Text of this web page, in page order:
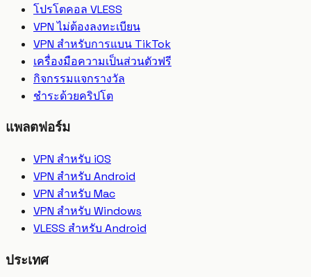
โปรโตคอล VLESS
VPN ไม่ต้องลงทะเบียน
VPN สำหรับการแบน TikTok
เครื่องมือความเป็นส่วนตัวฟรี
กิจกรรมแจกรางวัล
ชำระด้วยคริปโต
แพลตฟอร์ม
VPN สำหรับ iOS
VPN สำหรับ Android
VPN สำหรับ Mac
VPN สำหรับ Windows
VLESS สำหรับ Android
ประเทศ